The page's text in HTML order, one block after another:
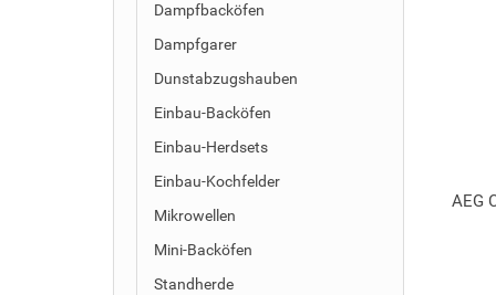
Dampfbacköfen
Dampfgarer
Dunstabzugshauben
Einbau-Backöfen
Einbau-Herdsets
Einbau-Kochfelder
Mikrowellen
Mini-Backöfen
Standherde
AEG